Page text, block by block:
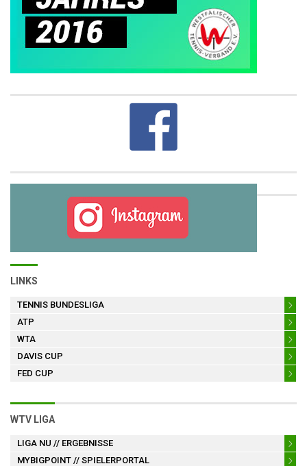
LINKS
TENNIS BUNDESLIGA
ATP
WTA
DAVIS CUP
FED CUP
WTV LIGA
LIGA NU // ERGEBNISSE
MYBIGPOINT // SPIELERPORTAL